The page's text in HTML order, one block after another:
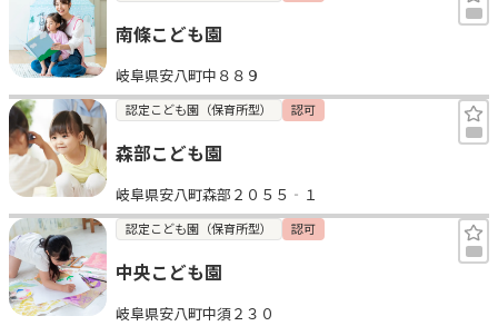
エンクルの特徴と活用方法
コラム
お知らせ
南條こども園
岐阜県安八町中８８９
認定こども園（保育所型） 認可
森部こども園
岐阜県安八町森部２０５５‐１
認定こども園（保育所型） 認可
中央こども園
岐阜県安八町中須２３０